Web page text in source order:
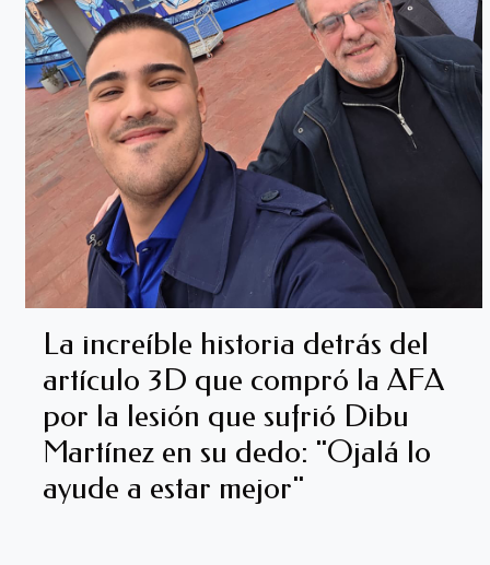
La increíble historia detrás del
artículo 3D que compró la AFA
por la lesión que sufrió Dibu
Martínez en su dedo: "Ojalá lo
ayude a estar mejor"